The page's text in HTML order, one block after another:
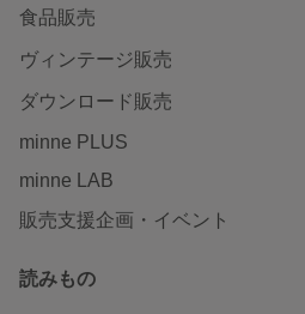
食品販売
ヴィンテージ販売
ダウンロード販売
minne PLUS
minne LAB
販売支援企画・イベント
読みもの